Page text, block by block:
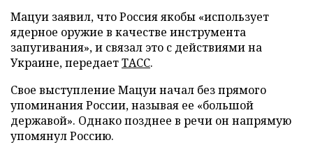
Мацуи заявил, что Россия якобы «использует
ядерное оружие в качестве инструмента
запугивания», и связал это с действиями на
Украине, передаетТАСС.
Свое выступление Мацуи начал без прямого
упоминания России, называя ее «большой
державой». Однако позднее в речи он напрямую
упомянул Россию.